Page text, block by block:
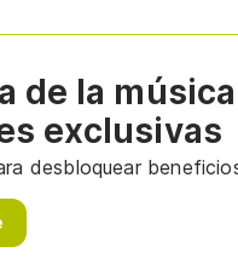
de la
exclusivas
desbloquear